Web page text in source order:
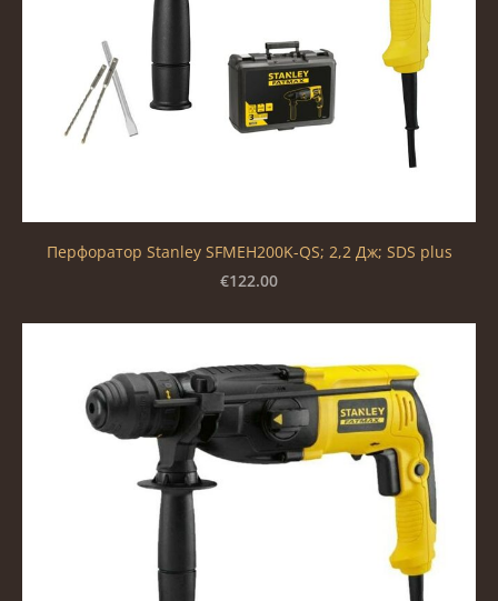
Перфоратор Stanley SFMEH200K-QS; 2,2 Дж; SDS plus
€122.00